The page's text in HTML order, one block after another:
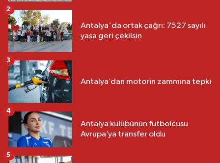
Antalya'da ortak çağrı: 7527 sayılı
yasa geri çekilsin
2
Antalya’dan motorin zammına tepki
3
Antalya kulübünün futbolcusu
Avrupa’ya transfer oldu
4
5